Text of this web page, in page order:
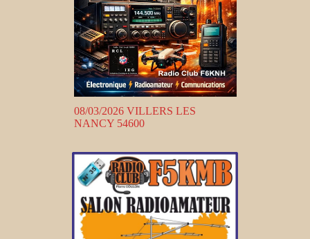
08/03/2026 VILLERS LES
NANCY 54600